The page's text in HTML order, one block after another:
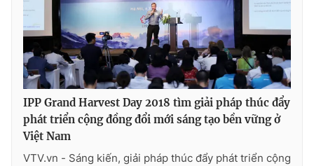
IPP Grand Harvest Day 2018 tìm giải pháp thúc đẩy
phát triển cộng đồng đổi mới sáng tạo bền vững ở
Việt Nam
VTV.vn - Sáng kiến, giải pháp thúc đẩy phát triển cộng